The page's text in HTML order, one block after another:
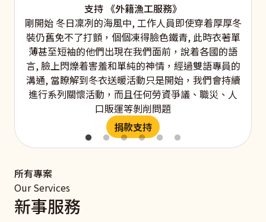
支持 《外籍漁工服務》
剛開始 冬日凜冽的海風中, 工作人員即使穿着厚厚冬
裝仍舊免不了打顫，個個凍得臉色鐵青, 此時衣著單
薄甚至短袖的他們出現在我們面前，說着各國的語
言, 臉上閃爍着害羞和單純的神情，經過雙語專員的
溝通, 當瞭解到冬衣送暖活動只是開始，我們會持續
進行系列關懷活動，而且任何勞資爭議、職災、人
口販運等剝削問題
捐款支持
所有專案
Our Services
新事服務